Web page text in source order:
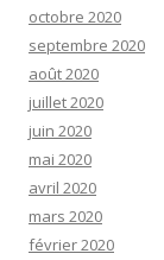
octobre 2020
septembre 2020
août 2020
juillet 2020
juin 2020
mai 2020
avril 2020
mars 2020
février 2020